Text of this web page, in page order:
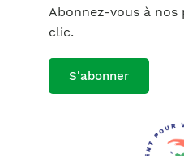
Abonnez-vous à
clic.
S'abonner